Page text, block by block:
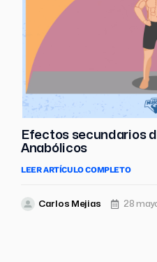
Efectos secundarios
Anabólicos
LEER ARTÍCULO COMPLETO
Carlos Mejias 28